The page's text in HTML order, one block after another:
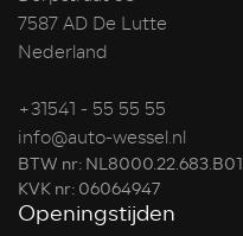
7587 AD De Lutte
Nederland
+31541 - 55 55 55
info@auto-wessel.nl
BTW nr: NL8000.22.683.B01
KVK nr: 06064947
Openingstijden